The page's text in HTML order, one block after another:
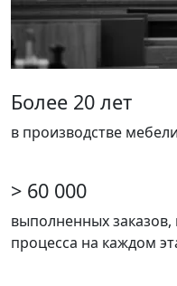
Более 20 лет
в производстве
> 60 000
выполненных заказов,
процесса на каждом